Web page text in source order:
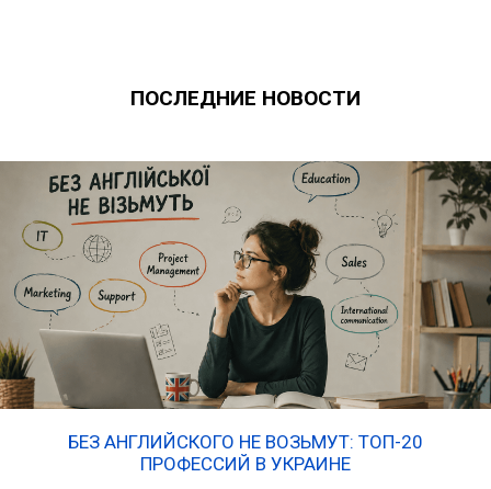
ПОСЛЕДНИЕ НОВОСТИ
БЕЗ АНГЛИЙСКОГО НЕ ВОЗЬМУТ: ТОП-20
ПРОФЕССИЙ В УКРАИНЕ